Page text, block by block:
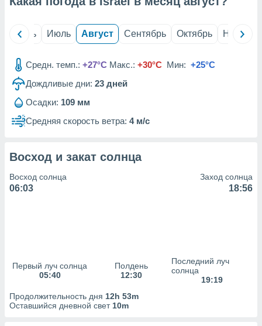
данных
Июнь Июль Август Сентябрь Октябрь Ноябрь
Средн. темп.: +27°C Макс.: +30°C Мин: +25°C
Дождливые дни: 23 дней
Осадки: 109 мм
Средняя скорость ветра: 4 м/с
Восход и закат солнца
Восход солнца
06:03
Заход солнца
18:56
Первый луч солнца
05:40
Полдень
12:30
Последний луч
солнца
19:19
Продолжительность дня 12h 53m
Оставшийся дневной свет 10m